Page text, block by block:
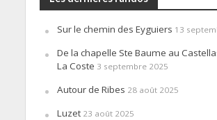
Sur le chemin des Eyguiers 13
De la chapelle Ste Baume au
La Coste 3 septembre 2025
Autour de Ribes 28 août 2025
Luzet 23 août 2025